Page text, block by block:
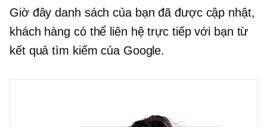
Giờ đây danh sách của bạn đã được cập nhật,
khách hàng có thể liên hệ trực tiếp với bạn từ
kết quả tìm kiếm của Google.